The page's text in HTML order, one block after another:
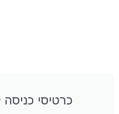
כרטיסי